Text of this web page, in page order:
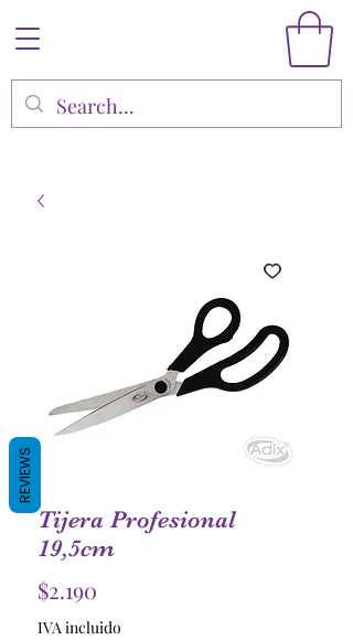
Tijera Profesional
19,5cm
$2.190
IVA incluido
REVIEWS